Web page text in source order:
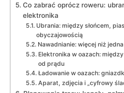
Co zabrać oprócz roweru:
elektronika
Ubrania: między słońcem,
obyczajowością
Nawadnianie: więcej niż
Elektronika w oazach:
od prądu
Ładowanie w oazach:
Aparat, zdjęcia i „cyfrowy